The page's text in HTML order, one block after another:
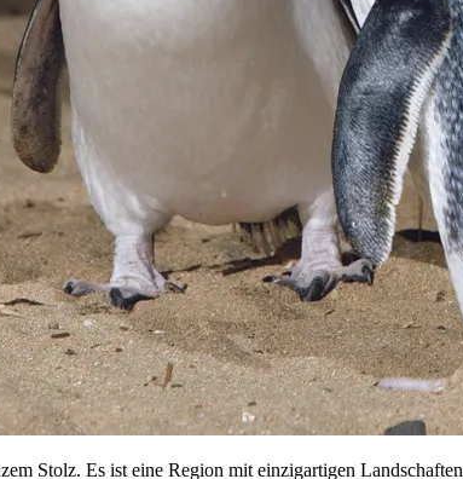
Stolz. Es ist eine Region mit einzigartigen